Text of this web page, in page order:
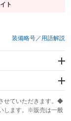
ト
装備略号／用語解説
せていただきます。◆
します。※販売は一般